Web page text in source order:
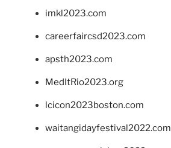
imkl2023.com
careerfaircsd2023.com
apsth2023.com
MedItRio2023.org
lcicon2023boston.com
waitangidayfestival2022.com